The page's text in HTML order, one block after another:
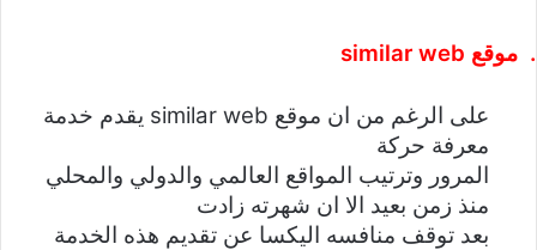
موقع similar web
على الرغم من ان موقع similar web يقدم خدمة
معرفة حركة
المرور وترتيب المواقع العالمي والدولي والمحلي
منذ زمن بعيد الا ان شهرته زادت
بعد توقف منافسه اليكسا عن تقديم هذه الخدمة